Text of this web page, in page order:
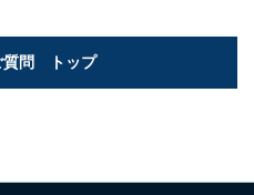
質問 トップ